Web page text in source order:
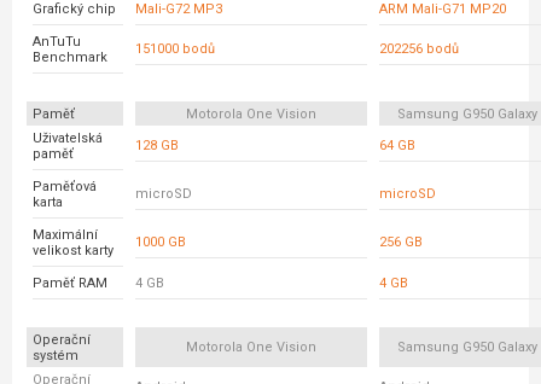
Grafický chip Mali-G72 MP3 ARM Mali-G71 MP20
AnTuTu
Benchmark
151000 bodů 202256 bodů
Paměť Motorola One Vision
Samsung G950 Galaxy
Uživatelská
paměť
128 GB 64 GB
Paměťová
karta
microSD microSD
Maximální
velikost karty
1000 GB 256 GB
Paměť RAM 4 GB 4 GB
Operační
systém
Motorola One Vision Samsung G950 Galaxy
Operační